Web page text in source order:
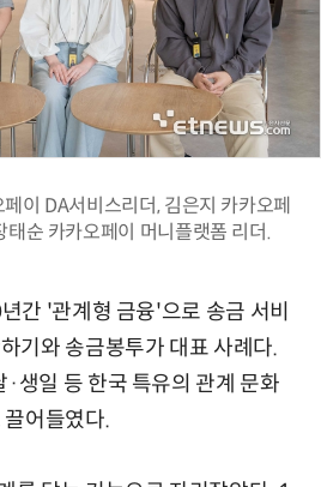
이 DA서비스리더, 김은지 카카오페
태순 카카오페이 머니플랫폼 리더.
간 '관계형 금융'으로 송금 서비
기와 송금봉투가 대표 사례다.
생일 등 한국 특유의 관계 문화
어들였다.